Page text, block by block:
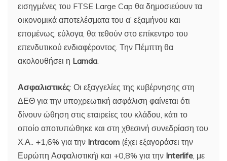
εισηγμένες του FTSE Large Cap θα δημοσιεύουν τα
οικονομικά αποτελέσματα του α’ εξαμήνου και
επομένως, εύλογα, θα τεθούν στο επίκεντρο του
επενδυτικού ενδιαφέροντος. Την Πέμπτη θα
ακολουθήσει η Lamda
Ασφαλιστικές: Οι εξαγγελίες της κυβέρνησης στη
ΔΕΘ για την υποχρεωτική ασφάλιση φαίνεται ότι
δίνουν ώθηση στις εταιρείες του κλάδου, κάτι το
οποίο αποτυπώθηκε και στη χθεσινή συνεδρίαση του
Χ.Α.. +1,6% για την Intracom (έχει εξαγοράσει την
Ευρώπη Ασφαλιστική) και +0,8% για την Interlife , με